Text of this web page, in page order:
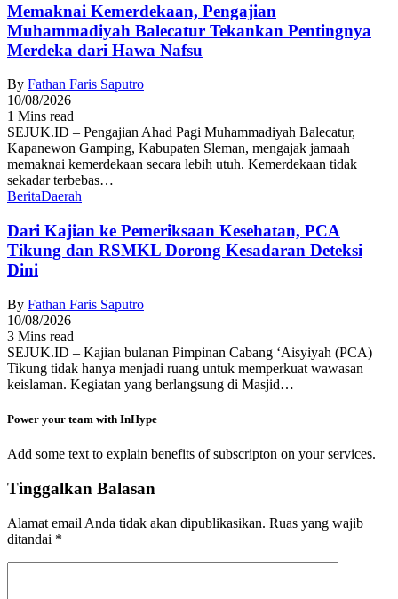
Memaknai Kemerdekaan, Pengajian
Muhammadiyah Balecatur Tekankan Pentingnya
Merdeka dari Hawa Nafsu
By Fathan Faris Saputro
10/08/2026
1 Mins read
SEJUK.ID – Pengajian Ahad Pagi Muhammadiyah Balecatur,
Kapanewon Gamping, Kabupaten Sleman, mengajak jamaah
memaknai kemerdekaan secara lebih utuh. Kemerdekaan tidak
sekadar terbebas…
BeritaDaerah
Dari Kajian ke Pemeriksaan Kesehatan, PCA
Tikung dan RSMKL Dorong Kesadaran Deteksi
Dini
By Fathan Faris Saputro
10/08/2026
3 Mins read
SEJUK.ID – Kajian bulanan Pimpinan Cabang ‘Aisyiyah (PCA)
Tikung tidak hanya menjadi ruang untuk memperkuat wawasan
keislaman. Kegiatan yang berlangsung di Masjid…
Power your team with InHype
Add some text to explain benefits of subscripton on your services.
Tinggalkan Balasan
Alamat email Anda tidak akan dipublikasikan. Ruas yang wajib
ditandai *